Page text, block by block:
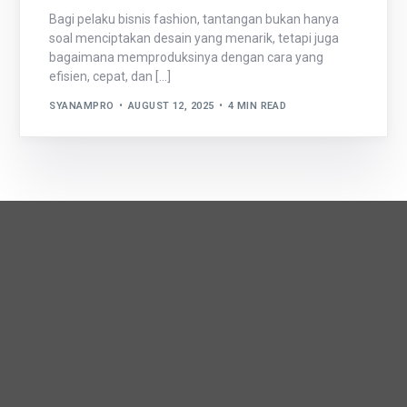
Bagi pelaku bisnis fashion, tantangan bukan hanya
soal menciptakan desain yang menarik, tetapi juga
bagaimana memproduksinya dengan cara yang
efisien, cepat, dan […]
SYANAMPRO AUGUST 12, 2025 4 MIN READ